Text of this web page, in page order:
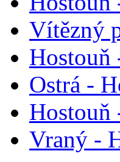
Vítězný
Hostouň
Ostrá -
Hostouň
Vraný -